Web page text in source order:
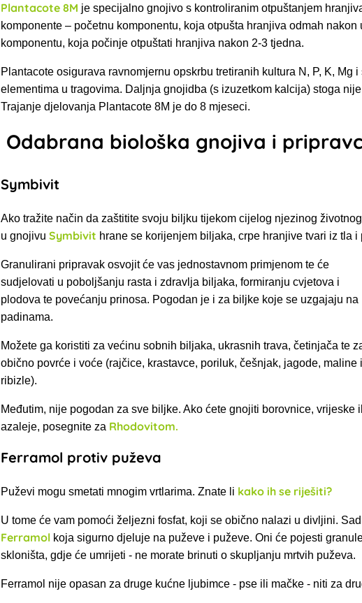
Plantacote 8M je specijalno gnojivo s kontroliranim otpuštanjem
komponente – početnu komponentu, koja otpušta hranjiva odmah
komponentu, koja počinje otpuštati hranjiva nakon 2-3 tjedna.
Plantacote osigurava ravnomjernu opskrbu tretiranih kultura N, P, K, Mg i
elementima u tragovima. Daljnja gnojidba (s izuzetkom kalcija) stoga
Trajanje djelovanja Plantacote 8M je do 8 mjeseci.
Odabrana biološka gnojiva i
Symbivit
Ako tražite način da zaštitite svoju biljku tijekom cijelog njezinog
u gnojivuSymbivit hrane se korijenjem biljaka, crpe hranjive tvari iz tla i
Granulirani pripravak osvojit će vas jednostavnom primjenom te će
sudjelovati u poboljšanju rasta i zdravlja biljaka, formiranju cvjetova i
plodova te povećanju prinosa. Pogodan je i za biljke koje se uzgajaju na
padinama.
Možete ga koristiti za većinu sobnih biljaka, ukrasnih trava, četinjača te
obično povrće i voće (rajčice, krastavce, poriluk, češnjak, jagode, maline
ribizle).
Međutim, nije pogodan za sve biljke. Ako ćete gnojiti borovnice, vrijeske
azaleje, posegnite za Rhodovitom.
Ferramol protiv puževa
Puževi mogu smetati mnogim vrtlarima. Znate li kako ih se riješiti?
U tome će vam pomoći željezni fosfat, koji se obično nalazi u divljini.
Ferramol koja sigurno djeluje na puževe i puževe. Oni će pojesti
skloništa, gdje će umrijeti - ne morate brinuti o skupljanju mrtvih puževa.
Ferramol nije opasan za druge kućne ljubimce - pse ili mačke - niti za